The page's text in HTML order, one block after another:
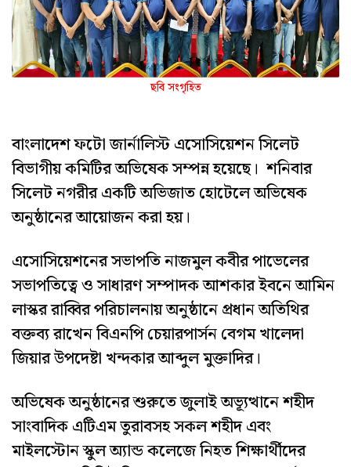
ছবি সংগৃহিত
বাংলাদেশ ফটো জার্নালিস্ট এসোসিয়েশন সিলেট
বিভাগীয় কমিটির অভিষেক সম্পন্ন হয়েছে। শনিবার
সিলেট নগরীর একটি অভিজাত হোটেলে অভিষেক
অনুষ্ঠানের আয়োজন করা হয়।
এসোসিয়েশনের সভাপতি নাজমুল কবীর পাভেলের
সভাপতিত্বে ও সাধারণ সম্পাদক আশকার ইবনে আমিন
লাস্কর রাব্বির পরিচালনায় অনুষ্ঠানে প্রধান অতিথির
বক্তব্য রাখেন বিএনপি চেয়ারপার্সন বেগম খালেদা
জিয়ার উপদেষ্টা খন্দকার আব্দুল মুক্তাদির।
অভিষেক অনুষ্ঠানের শুরুতে জুলাই অভ্যূত্থানে শহীদ
সাংবাদিক এটিএম তুরাবসহ সকল শহীদ এবং
মাইলস্টোন স্কুল অ্যান্ড কলেজে নিহত শিক্ষার্থীদের